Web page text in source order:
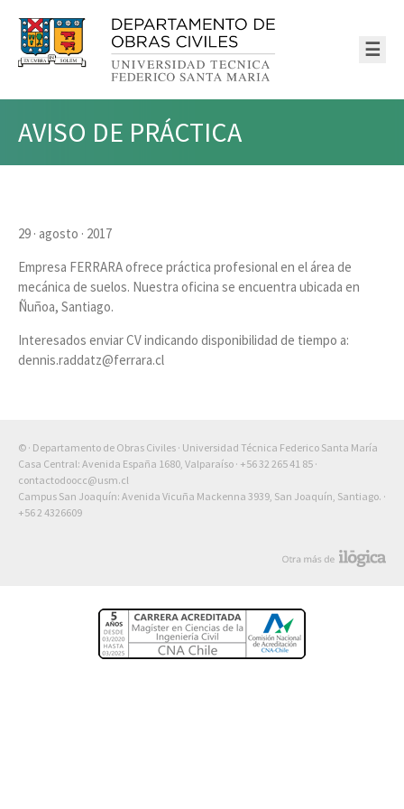
☰
AVISO DE PRÁCTICA
29 · agosto · 2017
Empresa FERRARA ofrece práctica profesional en el área de
mecánica de suelos. Nuestra oficina se encuentra ubicada en
Ñuñoa, Santiago.
Interesados enviar CV indicando disponibilidad de tiempo a:
dennis.raddatz@ferrara.cl
© · Departamento de Obras Civiles · Universidad Técnica Federico Santa María
Casa Central: Avenida España 1680, Valparaíso · +56 32 265 41 85 ·
contactodoocc@usm.cl
Campus San Joaquín: Avenida Vicuña Mackenna 3939, San Joaquín, Santiago. ·
+56 2 4326609